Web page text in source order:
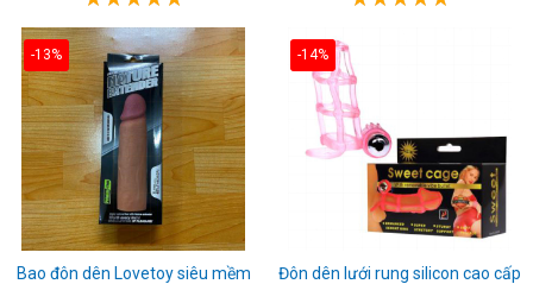
-13%
Bao đôn dên Lovetoy siêu mềm
-14%
Đôn dên lưới rung silicon cao cấp